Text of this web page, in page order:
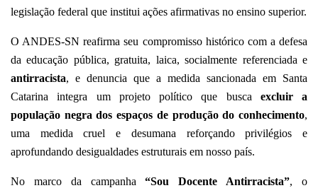
legislação federal que institui ações afirmativas no ensino superior.
O ANDES-SN reafirma seu compromisso histórico com a defesa
da educação pública, gratuita, laica, socialmente referenciada e
antirracista, e denuncia que a medida sancionada em Santa
Catarina integra um projeto político que busca excluir a
população negra dos espaços de produção do conhecimento,
uma medida cruel e desumana reforçando privilégios e
aprofundando desigualdades estruturais em nosso país.
No marco da campanha“Sou Docente Antirracista”, o